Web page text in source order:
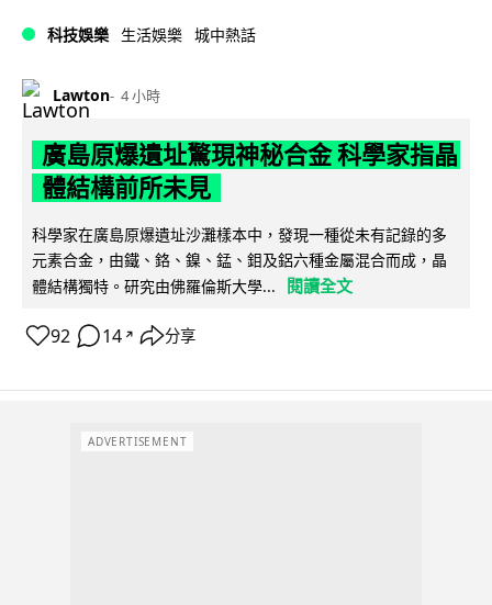
科技娛樂 生活娛樂 城中熱話
Lawton 4 小時
廣島原爆遺址驚現神秘合金 科學家指晶
體結構前所未見
科學家在廣島原爆遺址沙灘樣本中，發現一種從未有記錄的多
元素合金，由鐵、鉻、鎳、錳、鉬及鋁六種金屬混合而成，晶
體結構獨特。研究由佛羅倫斯大學...
閱讀全文
92 14 ↗ 分享
ADVERTISEMENT